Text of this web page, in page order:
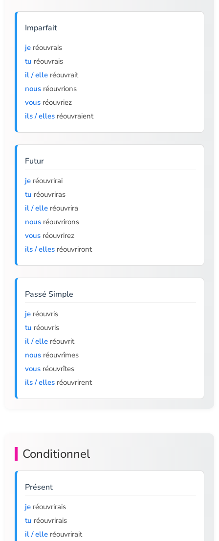
Imparfait
je réouvrais
tu réouvrais
il / elle réouvrait
nous réouvrions
vous réouvriez
ils / elles réouvraient
Futur
je réouvrirai
tu réouvriras
il / elle réouvrira
nous réouvrirons
vous réouvrirez
ils / elles réouvriront
Passé Simple
je réouvris
tu réouvris
il / elle réouvrit
nous réouvrîmes
vous réouvrîtes
ils / elles réouvrirent
Conditionnel
Présent
je réouvrirais
tu réouvrirais
il / elle réouvrirait